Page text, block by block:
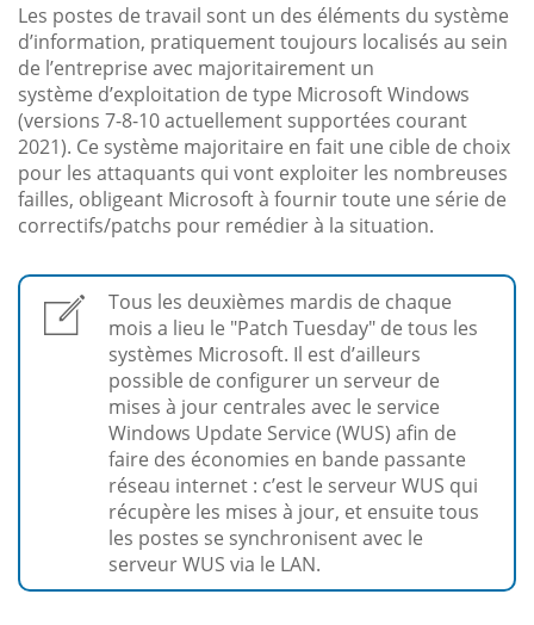
Les postes de travail sont un des éléments du système
d’information, pratiquement toujours localisés au sein
de l’entreprise avec majoritairement un
système d’exploitation de type Microsoft Windows
(versions 7-8-10 actuellement supportées courant
2021). Ce système majoritaire en fait une cible de choix
pour les attaquants qui vont exploiter les nombreuses
failles, obligeant Microsoft à fournir toute une série de
correctifs/patchs pour remédier à la situation.
Tous les deuxièmes mardis de chaque
mois a lieu le "Patch Tuesday" de tous les
systèmes Microsoft. Il est d’ailleurs
possible de configurer un serveur de
mises à jour centrales avec le service
Windows Update Service (WUS) afin de
faire des économies en bande passante
réseau internet : c’est le serveur WUS qui
récupère les mises à jour, et ensuite tous
les postes se synchronisent avec le
serveur WUS via le LAN.